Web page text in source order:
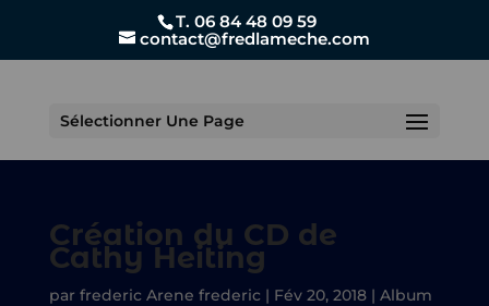
T. 06 84 48 09 59
contact@fredlameche.com
Sélectionner Une Page
Création du CD de
Cathy Heiting
par frederic Arene frederic| Fév 20, 2018| Album